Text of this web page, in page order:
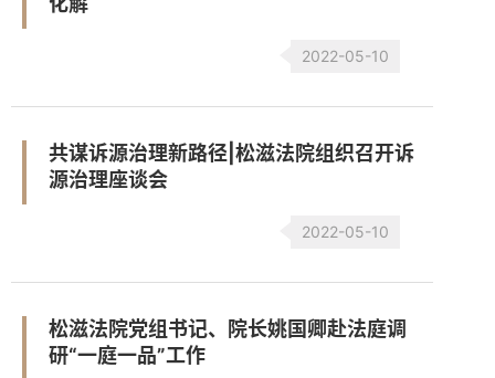
2022-05-10
共谋诉源治理新路径|松滋法院组织召开诉
源治理座谈会
2022-05-10
松滋法院党组书记、院长姚国卿赴法庭调
研“一庭一品”工作